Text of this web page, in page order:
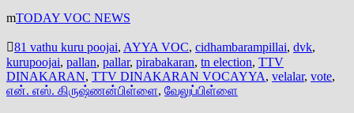
TODAY VOC NEWS
81 vathu kuru poojai, AYYA VOC, cidhambarampillai, dvk,
kurupoojai, pallan, pallar, pirabakaran, tn election, TTV
DINAKARAN, TTV DINAKARAN VOCAYYA, velalar, vote,
என். எஸ். கிருஷ்ணன்பிள்ளை, வேலுப்பிள்ளை